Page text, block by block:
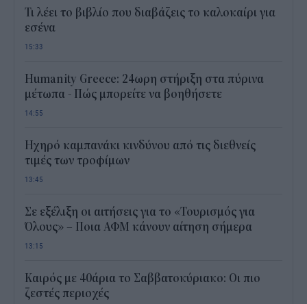
Τι λέει το βιβλίο που διαβάζεις το καλοκαίρι για
εσένα
15:33
Humanity Greece: 24ωρη στήριξη στα πύρινα
μέτωπα - Πώς μπορείτε να βοηθήσετε
14:55
Ηχηρό καμπανάκι κινδύνου από τις διεθνείς
τιμές των τροφίμων
13:45
Σε εξέλιξη οι αιτήσεις για το «Τουρισμός για
Όλους» – Ποια ΑΦΜ κάνουν αίτηση σήμερα
13:15
Καιρός με 40άρια το Σαββατοκύριακο: Οι πιο
ζεστές περιοχές